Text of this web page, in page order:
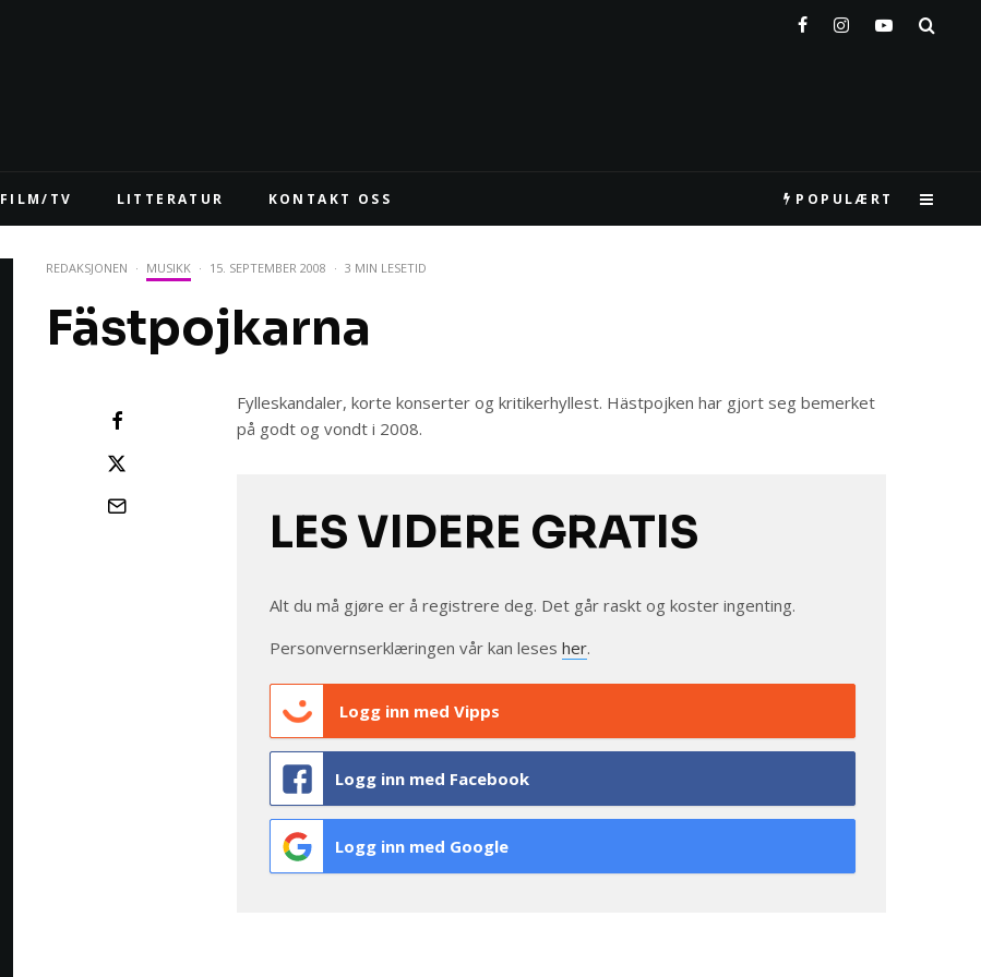
FILM/TV LITTERATUR KONTAKT OSS POPULÆRT
REDAKSJONEN · MUSIKK · 15. SEPTEMBER 2008 · 3 MIN LESETID
Fästpojkarna
Fylleskandaler, korte konserter og kritikerhyllest. Hästpojken har gjort seg bemerket
på godt og vondt i 2008.
LES VIDERE GRATIS
Alt du må gjøre er å registrere deg. Det går raskt og koster ingenting.
Personvernserklæringen vår kan leses her.
Logg inn med Vipps
Logg inn med Facebook
Logg inn med Google